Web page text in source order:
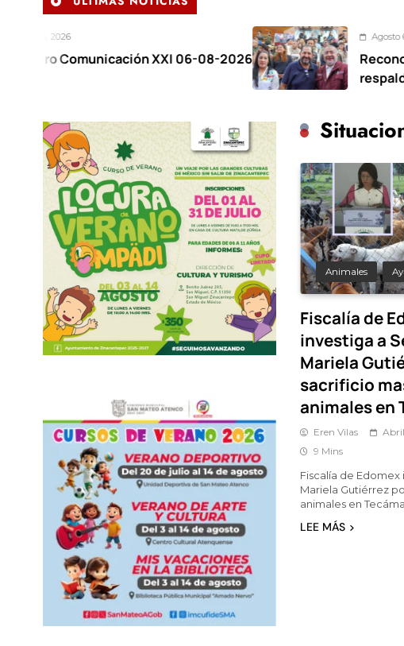
XXI 06-08-2026
Agosto 6, 2026
Reconoce
respaldo al Plan de
Animales
Fiscalía de
investiga a
Mariela
sacrificio
animales en
Eren Vilas
9 Mins
Fiscalía de
Mariela Gutiérrez
animales en
LEE MÁS